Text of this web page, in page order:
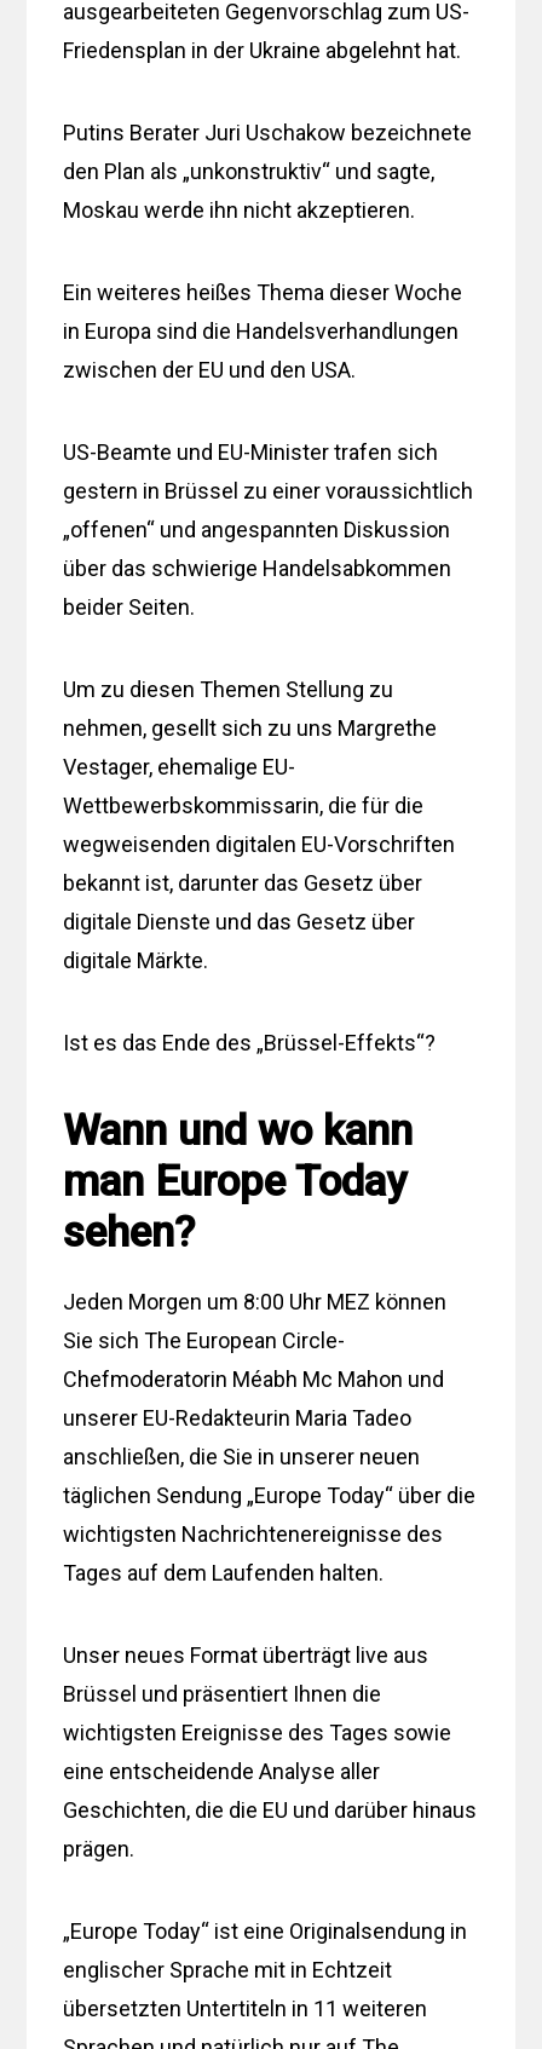
ausgearbeiteten Gegenvorschlag zum US-
Friedensplan in der Ukraine abgelehnt hat.
Putins Berater Juri Uschakow bezeichnete
den Plan als „unkonstruktiv“ und sagte,
Moskau werde ihn nicht akzeptieren.
Ein weiteres heißes Thema dieser Woche
in Europa sind die Handelsverhandlungen
zwischen der EU und den USA.
US-Beamte und EU-Minister trafen sich
gestern in Brüssel zu einer voraussichtlich
„offenen“ und angespannten Diskussion
über das schwierige Handelsabkommen
beider Seiten.
Um zu diesen Themen Stellung zu
nehmen, gesellt sich zu uns Margrethe
Vestager, ehemalige EU-
Wettbewerbskommissarin, die für die
wegweisenden digitalen EU-Vorschriften
bekannt ist, darunter das Gesetz über
digitale Dienste und das Gesetz über
digitale Märkte.
Ist es das Ende des „Brüssel-Effekts“?
Wann und wo kann
man Europe Today
sehen?
Jeden Morgen um 8:00 Uhr MEZ können
Sie sich The European Circle-
Chefmoderatorin Méabh Mc Mahon und
unserer EU-Redakteurin Maria Tadeo
anschließen, die Sie in unserer neuen
täglichen Sendung „Europe Today“ über die
wichtigsten Nachrichtenereignisse des
Tages auf dem Laufenden halten.
Unser neues Format überträgt live aus
Brüssel und präsentiert Ihnen die
wichtigsten Ereignisse des Tages sowie
eine entscheidende Analyse aller
Geschichten, die die EU und darüber hinaus
prägen.
„Europe Today“ ist eine Originalsendung in
englischer Sprache mit in Echtzeit
übersetzten Untertiteln in 11 weiteren